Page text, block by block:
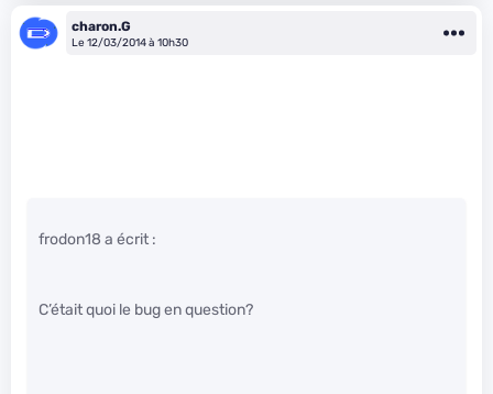
charon.G
Le 12/03/2014 à 10h30
frodon18 a écrit :
C’était quoi le bug en question?